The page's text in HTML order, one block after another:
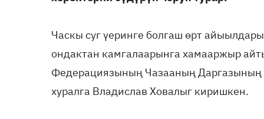
Часкы суг үеринге болгаш өрт
ондактан камгалаарынга хамааржыр
Федерациязының Чазааның Даргазының
хуралга Владислав Ховалыг киришкен.